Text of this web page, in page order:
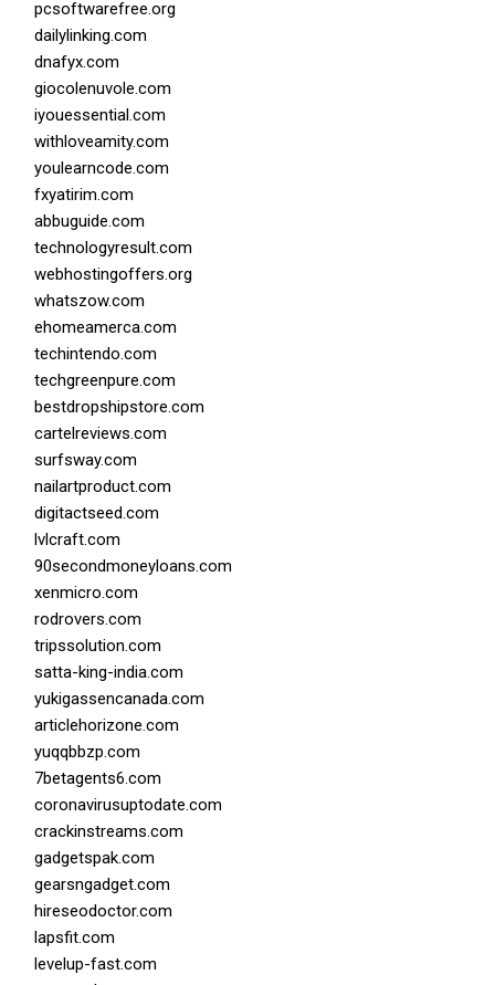
pcsoftwarefree.org
dailylinking.com
dnafyx.com
giocolenuvole.com
iyouessential.com
withloveamity.com
youlearncode.com
fxyatirim.com
abbuguide.com
technologyresult.com
webhostingoffers.org
whatszow.com
ehomeamerca.com
techintendo.com
techgreenpure.com
bestdropshipstore.com
cartelreviews.com
surfsway.com
nailartproduct.com
digitactseed.com
lvlcraft.com
90secondmoneyloans.com
xenmicro.com
rodrovers.com
tripssolution.com
satta-king-india.com
yukigassencanada.com
articlehorizone.com
yuqqbbzp.com
7betagents6.com
coronavirusuptodate.com
crackinstreams.com
gadgetspak.com
gearsngadget.com
hireseodoctor.com
lapsfit.com
levelup-fast.com